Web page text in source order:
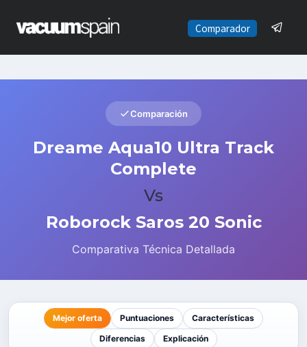
contenido
Comparador
Comparación
Dreame Aqua10 Ultra Track
Complete
Vs
Roborock Saros 20 Sonic
Comparativa Técnica Detallada
Mejor oferta Puntuaciones
Características
Diferencias
Explicación